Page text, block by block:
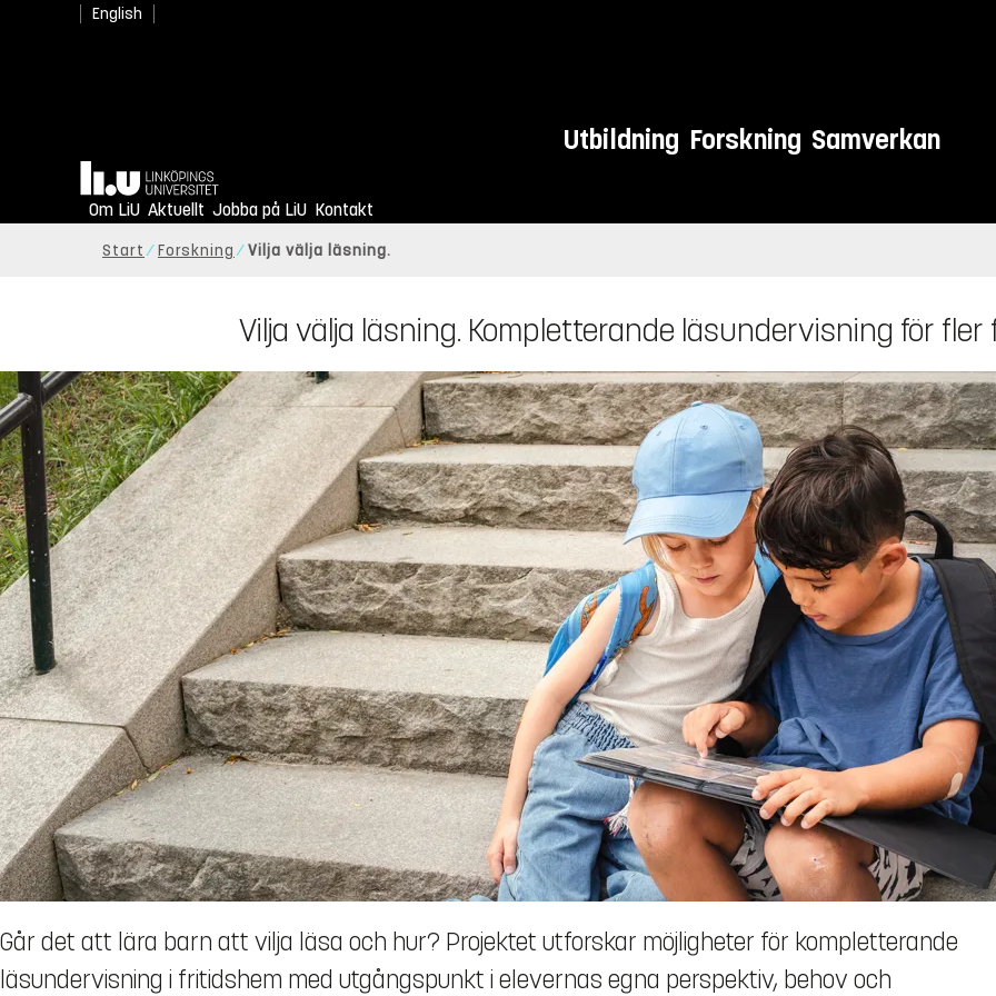
English
Utbildning Forskning Samverkan
Hem
Om LiU Aktuellt Jobba på LiU Kontakt
Start Forskning Vilja välja läsning.
Vilja välja läsning. Kompletterande läsundervisning för
Går det att lära barn att vilja läsa och hur? Projektet utforskar möjligheter för kompletterande
läsundervisning i fritidshem med utgångspunkt i elevernas egna perspektiv, behov och